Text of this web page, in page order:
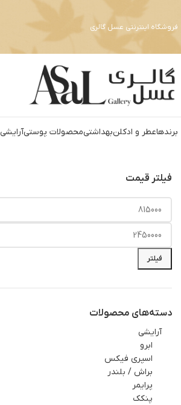
فروشگاه اینترنتی عسل گالری
برندهاعطر و ادکلنبهداشتيمحصولات پوستیآرايشي
فیلتر قیمت
فیلتر
دسته‌های محصولات
آرايشي
ابرو
اسپري فيکس
براش / بلندر
پرایمر
پنکک